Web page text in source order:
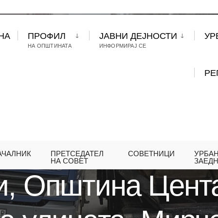
ПРОФИЛ
НА ОПШТИНАТА
ЈАВНИ ДЕЈНОСТИ
ИНФОРМИРАЈ СЕ
ПРЕТСЕДАТЕЛ
НА СОВЕТ
СОВЕТНИЦИ
ОПШТИНА ЦЕНТАР ЈА РЕКОНСТРУИРА
Општина